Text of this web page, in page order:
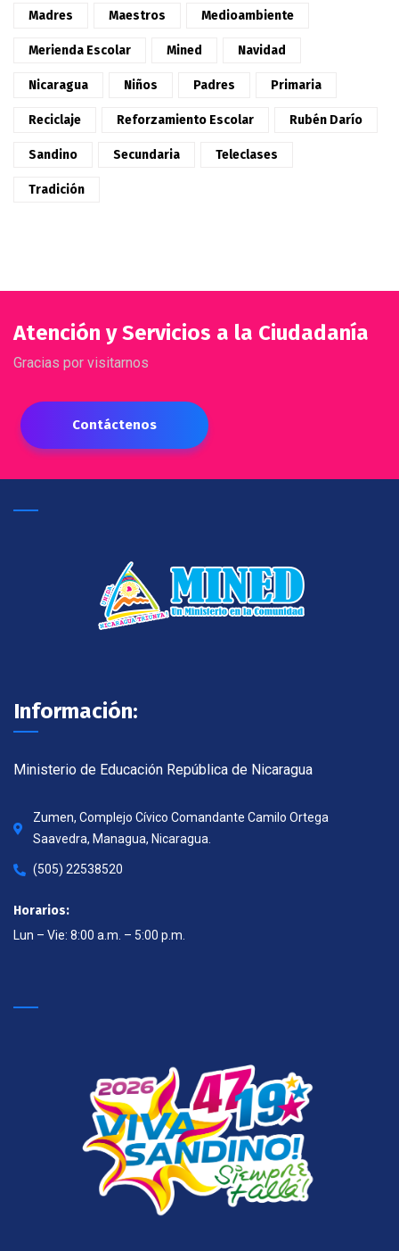
Madres Maestros Medioambiente
Merienda Escolar Mined Navidad
Nicaragua Niños Padres Primaria
Reciclaje Reforzamiento Escolar Rubén Darío
Sandino Secundaria Teleclases
Tradición
Atención y Servicios a la Ciudadanía
Gracias por visitarnos
Contáctenos
Información:
Ministerio de Educación República de Nicaragua
Zumen, Complejo Cívico Comandante Camilo Ortega
Saavedra, Managua, Nicaragua.
(505) 22538520
Horarios:
Lun – Vie: 8:00 a.m. – 5:00 p.m.